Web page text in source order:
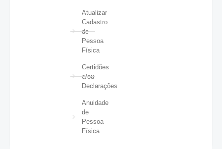
Atualizar
Cadastro
de
Pessoa
Física
Certidões
e/ou
Declarações
Anuidade
de
Pessoa
Física